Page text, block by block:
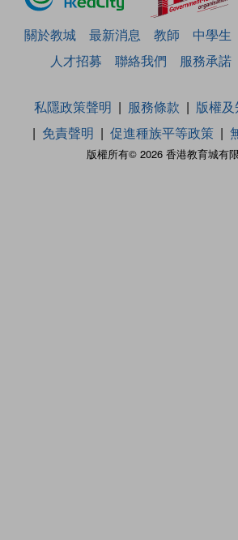
關於教城 最新消息 教師 中學生
人才招募
聯絡我們 服務承諾
版權所有© 2026 香港教育城有
私隱政策聲明 服務條款
版權
免責聲明
促進種族平等政策